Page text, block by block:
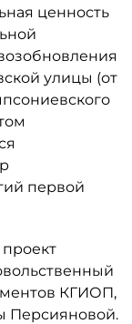
ценность
улицы (от
первой
КГИОП,
Персияновой.